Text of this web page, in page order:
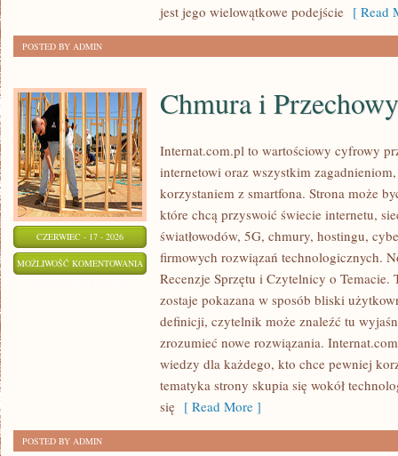
jest jego wielowątkowe podejście [ Read
POSTED BY ADMIN
CZERWIEC - 17 - 2026
MOŻLIWOŚĆ KOMENTOWANIA CHMURA
PRZECHOWYWANIE
DANYCH
Chmura i
Internat.com.pl to wartościowy cyfrowy
internetowi oraz wszystkim
korzystaniem z smartfona. Strona może
które chcą przyswoić świecie internetu,
światłowodów, 5G, chmury, hostingu,
firmowych rozwiązań technologicznych.
Recenzje Sprzętu i Czytelnicy o
zostaje pokazana w sposób bliski
definicji, czytelnik może znaleźć tu
zrozumieć nowe rozwiązania.
wiedzy dla każdego, kto chce pewniej
tematyka strony skupia się wokół
się [ Read More ]
POSTED BY ADMIN